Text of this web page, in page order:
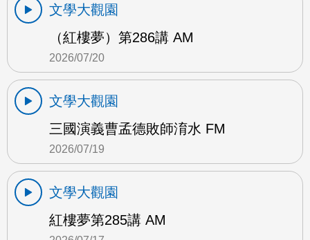
文學大觀園
（紅樓夢）第286講 AM
2026/07/20
文學大觀園
三國演義曹孟德敗師淯水 FM
2026/07/19
文學大觀園
紅樓夢第285講 AM